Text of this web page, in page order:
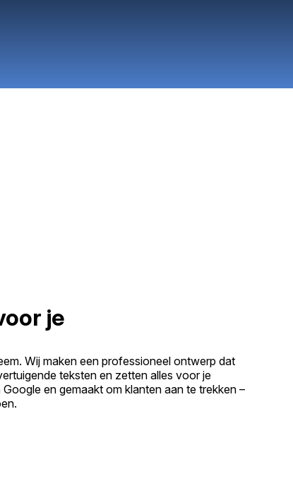
je
Wij maken een professioneel ontwerp dat
teksten en zetten alles voor je
en gemaakt om klanten aan te trekken –